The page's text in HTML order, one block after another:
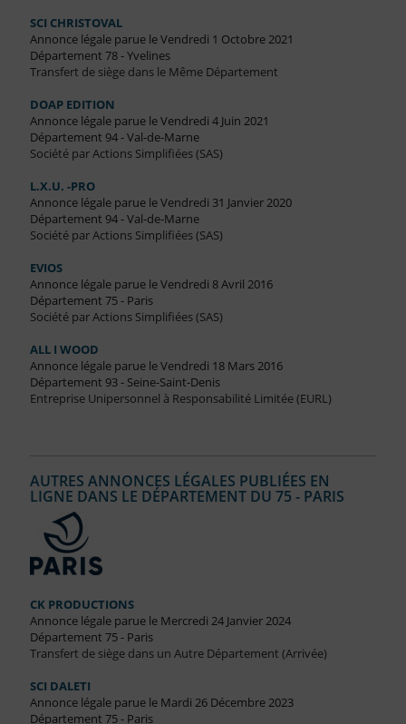
SCI CHRISTOVAL
Annonce légale parue le Vendredi 1 Octobre 2021
Département 78 - Yvelines
Transfert de siège dans le Même Département
DOAP EDITION
Annonce légale parue le Vendredi 4 Juin 2021
Département 94 - Val-de-Marne
Société par Actions Simplifiées (SAS)
L.X.U. -PRO
Annonce légale parue le Vendredi 31 Janvier 2020
Département 94 - Val-de-Marne
Société par Actions Simplifiées (SAS)
EVIOS
Annonce légale parue le Vendredi 8 Avril 2016
Département 75 - Paris
Société par Actions Simplifiées (SAS)
ALL I WOOD
Annonce légale parue le Vendredi 18 Mars 2016
Département 93 - Seine-Saint-Denis
Entreprise Unipersonnel à Responsabilité Limitée (EURL)
AUTRES ANNONCES LÉGALES PUBLIÉES EN
LIGNE DANS LE DÉPARTEMENT DU 75 - PARIS
CK PRODUCTIONS
Annonce légale parue le Mercredi 24 Janvier 2024
Département 75 - Paris
Transfert de siège dans un Autre Département (Arrivée)
SCI DALETI
Annonce légale parue le Mardi 26 Décembre 2023
Département 75 - Paris